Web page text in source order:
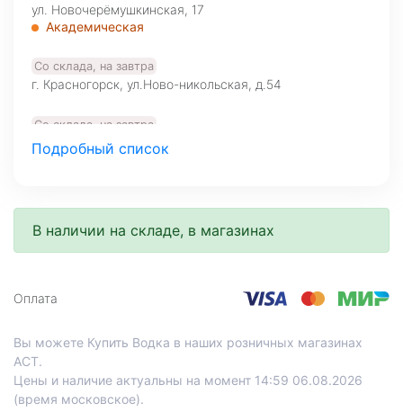
ул. Новочерёмушкинская, 17
Академическая
Со склада, на завтра
г. Красногорск, ул.Ново-никольская, д.54
Со склада, на завтра
Большая Никитская, д.22/2
Арбатская
Ленинградский проспект, 54/1
Аэропорт
МО, Красногорский г. о., 26-й км, д.7А, а.д. Балтия,
Подробный список
В наличии на складе, в магазинах
Оплата
Вы можете Купить Водка в наших розничных магазинах
АСТ.
Цены и наличие актуальны на момент 14:59 06.08.2026
(время московское).